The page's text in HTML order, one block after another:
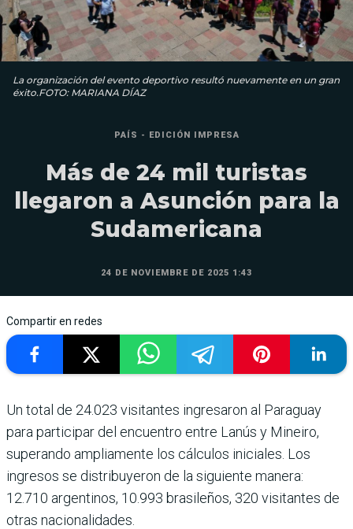
La organización del evento deportivo resultó nuevamente en un gran
éxito.FOTO: MARIANA DÍAZ
PAÍS - EDICIÓN IMPRESA
Más de 24 mil turistas
llegaron a Asunción para la
Sudamericana
24 DE NOVIEMBRE DE 2025 1:43
Compartir en redes
Un total de 24.023 visitantes ingre­saron al Para­guay
para participar del encuentro entre Lanús y Mineiro,
superando ampliamente los cálcu­los iniciales. Los
ingre­sos se distribuyeron de la siguiente manera:
12.710 argentinos, 10.993 brasi­leños, 320 visitantes de
otras nacionalidades.